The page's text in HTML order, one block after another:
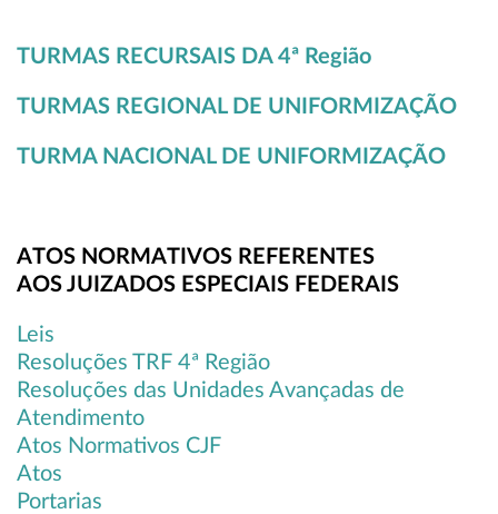
TURMAS RECURSAIS DA 4ª Região
TURMAS REGIONAL DE UNIFORMIZAÇÃO
TURMA NACIONAL DE UNIFORMIZAÇÃO
ATOS NORMATIVOS REFERENTES
AOS JUIZADOS ESPECIAIS FEDERAIS
Leis
Resoluções TRF 4ª Região
Resoluções das Unidades Avançadas de
Atendimento
Atos Normativos CJF
Atos
Portarias